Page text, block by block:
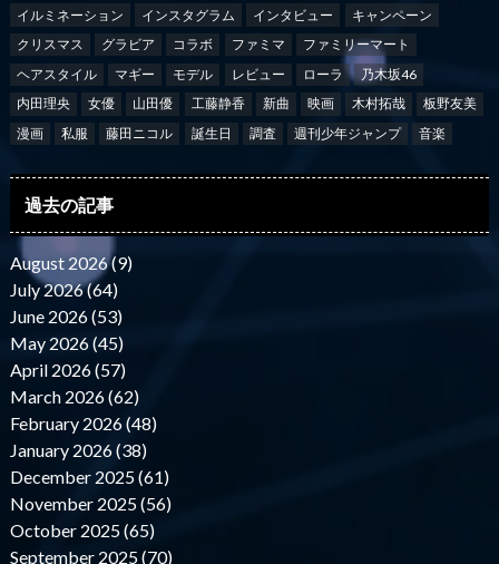
イルミネーション
インスタグラム インタビュー
キャンペーン
クリスマス
グラビア コラボ ファミマ
ファミリーマート
ヘアスタイル
マギー モデル レビュー ローラ
乃木坂46
内田理央
女優 山田優 工藤静香 新曲 映画 木村拓哉
板野友美
漫画
私服 藤田ニコル 誕生日 調査 週刊少年ジャンプ 音楽
過去の記事
August 2026 (9)
July 2026 (64)
June 2026 (53)
May 2026 (45)
April 2026 (57)
March 2026 (62)
February 2026 (48)
January 2026 (38)
December 2025 (61)
November 2025 (56)
October 2025 (65)
September 2025 (70)